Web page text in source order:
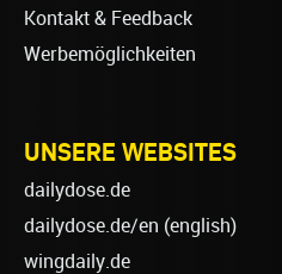
Kontakt & Feedback
Werbemöglichkeiten
UNSERE WEBSITES
dailydose.de
dailydose.de/en (english)
wingdaily.de